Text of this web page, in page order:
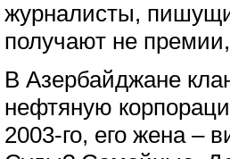
журналисты,
получают не
В Азербайджане
нефтяную
2003-го, его жена –